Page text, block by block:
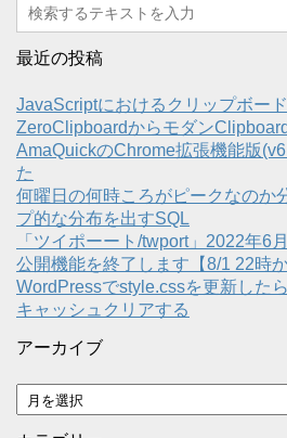
最近の投稿
JavaScriptにおけるクリップボー
ZeroClipboardからモダン
AmaQuickのChrome拡張機能版
た
何曜日の何時ころがピークなのか
プ的な分布を出すSQL
「ツイポーート/twport」2022年6
公開機能を終了します【8/1 22時
WordPressでstyle.cssを更新した
キャッシュクリアする
アーカイブ
ア
ー